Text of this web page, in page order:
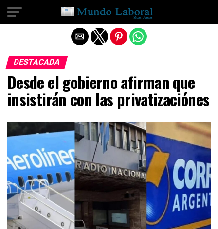
DESTACADA
Desde el gobierno afirman que
insistirán con las privatizaciónes
Salir de la versión móvil